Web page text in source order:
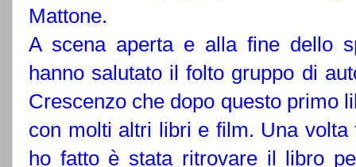
Mattone.
A scena aperta e alla fine dello
hanno salutato il folto gruppo di
Crescenzo che dopo questo primo
con molti altri libri e film. Una
ho fatto è stata ritrovare il libro